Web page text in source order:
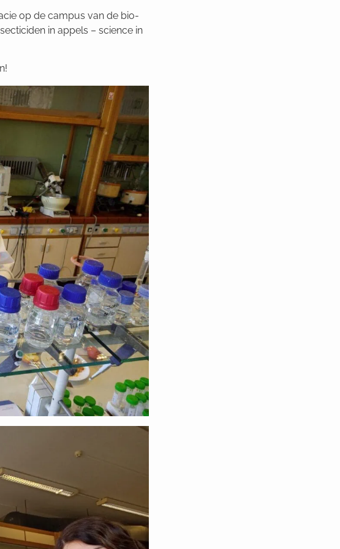
op de campus van de bio-
in appels – science in